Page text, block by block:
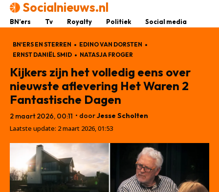
Socialnieuws.nl
BN’ers Tv Royalty Politiek Social media
BN'ERS EN STERREN
EDINO VAN DORSTEN
ERNST DANIËL SMID
NATASJA FROGER
Kijkers zijn het volledig eens over
nieuwste aflevering Het Waren 2
Fantastische Dagen
2 maart 2026, 00:11 • doorJesse Scholten
Laatste update: 2 maart 2026, 01:53